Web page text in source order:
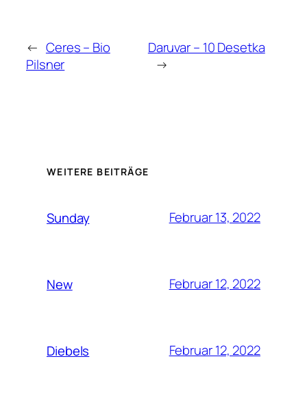
← Ceres – Bio
Pilsner
Daruvar – 10 Desetka
→
WEITERE BEITRÄGE
Sunday Februar 13, 2022
New Februar 12, 2022
Diebels Februar 12, 2022